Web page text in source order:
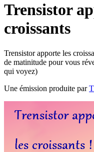
Trensistor
croissants
Trensistor apporte les
de matinitude pour vous
qui voyez)
Une émission produite par